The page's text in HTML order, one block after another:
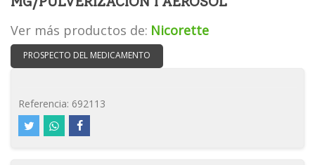
Ver más productos de: Nicorette
PROSPECTO DEL MEDICAMENTO
Referencia: 692113